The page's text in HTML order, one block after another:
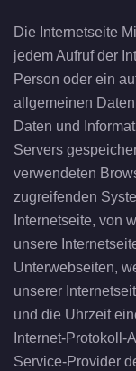
Die Internetseite
jedem Aufruf der
Person oder ein
allgemeinen
Daten und
Servers
verwendeten
zugreifenden
Internetseite, von
unsere
Unterwebseiten,
unserer
und die Uhrzeit
Internet-Protokoll-
Service-Provider